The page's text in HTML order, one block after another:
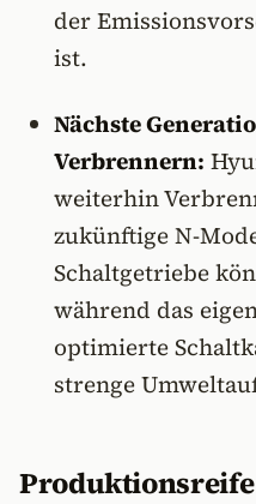
der
ist.
Nächste
Verbrennern:
weiterhin
zukünftige N-
Schaltgetriebe
während das
optimierte
strenge
Produktionsreife